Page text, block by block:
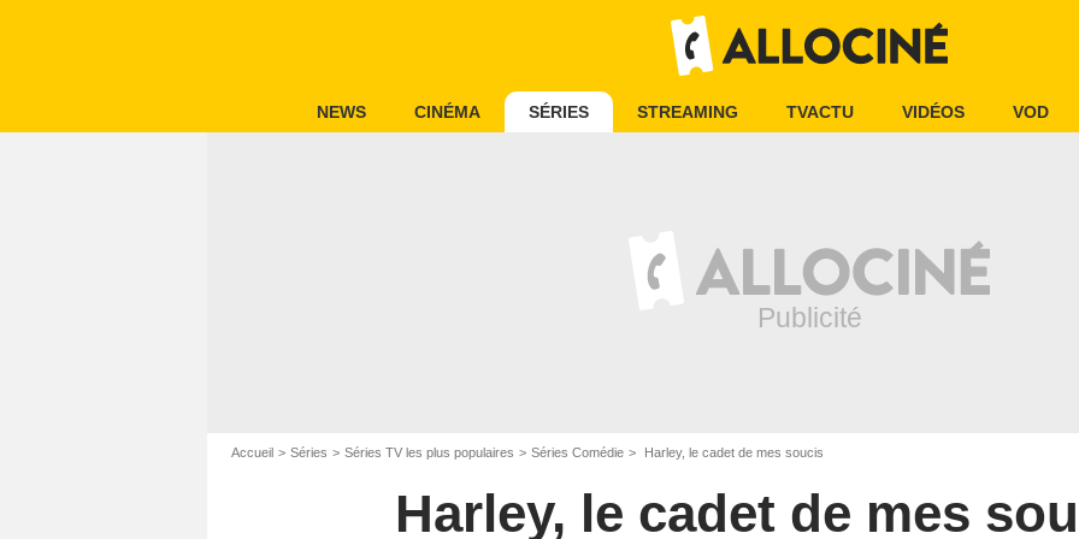
NEWS CINÉMA SÉRIES STREAMING TVACTU VIDÉOS VOD
Accueil Séries Séries TV les plus populaires Séries Comédie Harley, le cadet de mes soucis
Harley, le cadet de mes